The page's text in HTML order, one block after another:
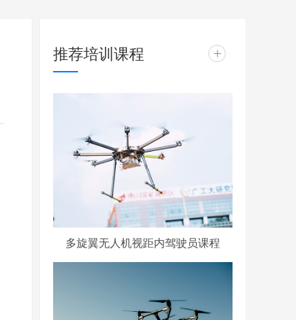
推荐培训课程 +
多旋翼无人机视距内驾驶员课程